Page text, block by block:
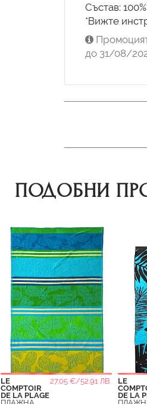
Състав:
*Вижте
до 31/08/
ПОДОБНИ
LE
COMPTOIR
DE LA PLAGE
27.05 €/52.91 ЛВ.
LE
DE LA